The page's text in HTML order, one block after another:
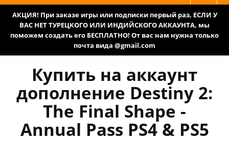
АКЦИЯ! При заказе игры или подписки первый раз, ЕСЛИ У
ВАС НЕТ ТУРЕЦКОГО ИЛИ ИНДИЙСКОГО АККАУНТА, мы
поможем создать его БЕСПЛАТНО! От вас нам нужна только
почта вида @gmail.com
Купить на аккаунт
дополнение Destiny 2:
The Final Shape -
Annual Pass PS4 & PS5